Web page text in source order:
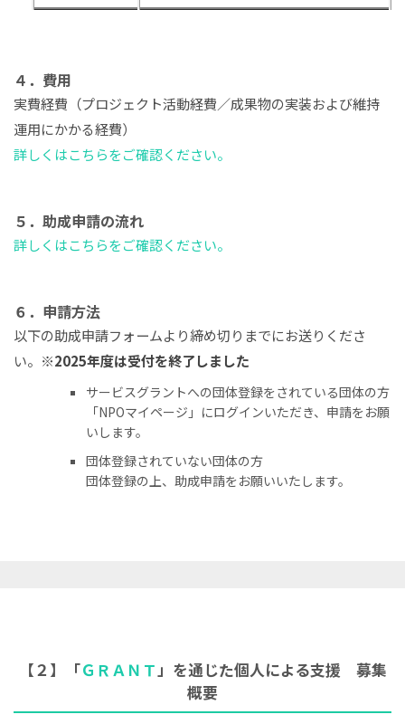
４．費用
実費経費（プロジェクト活動経費／成果物の実装および維持
運用にかかる経費）
詳しくはこちらをご確認ください。
５．助成申請の流れ
詳しくはこちらをご確認ください。
６．申請方法
以下の助成申請フォームより締め切りまでにお送りくださ
い。 ※2025年度は受付を終了しました
サービスグラントへの団体登録をされている団体の方
「NPOマイページ」にログインいただき、申請をお願
いします。
団体登録されていない団体の方
団体登録の上、助成申請をお願いいたします。
【２】「ＧＲＡＮＴ 」を通じた個人による支援 募集
概要